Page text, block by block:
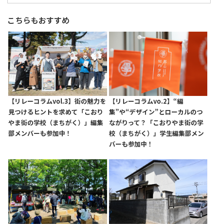
こちらもおすすめ
【リレーコラムvol.3】街の魅力を
見つけるヒントを求めて「こおり
やま街の学校（まちがく）」編集
部メンバーも参加中！
【リレーコラムvo.2】“編
集”や“デザイン”とローカルのつ
ながりって？「こおりやま街の学
校（まちがく）」学生編集部メン
バーも参加中！